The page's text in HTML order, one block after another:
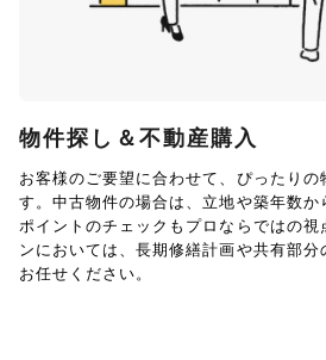
物件探し＆不動産購入
お客様のご要望に合わせて、ぴったりの
す。中古物件の場合は、立地や築年数か
ポイントのチェックもプロならではの視
ンにおいては、長期修繕計画や共有部分
お任せください。